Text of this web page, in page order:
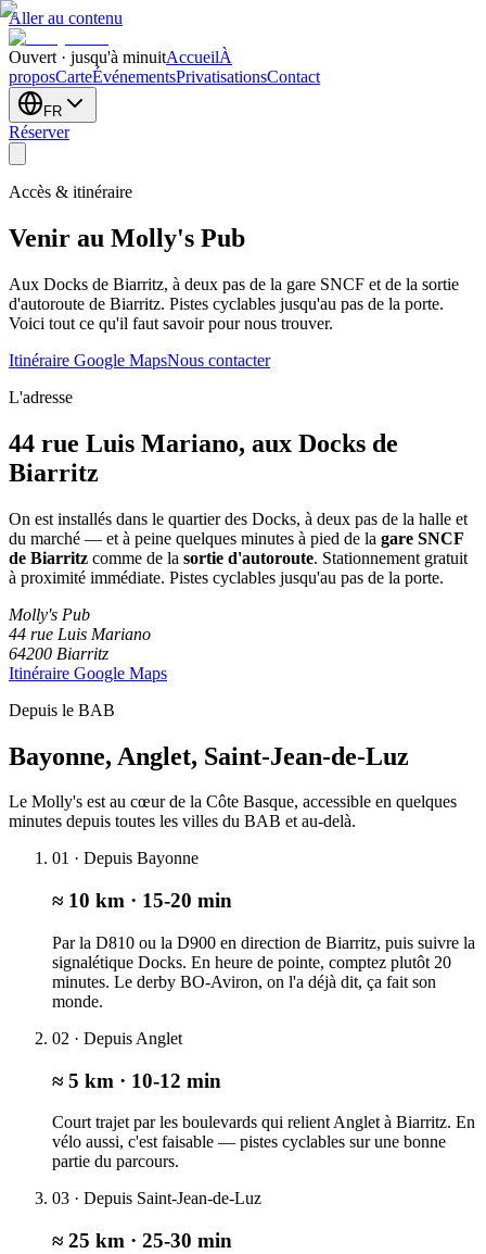
Aller au contenu
Ouvert · jusqu'à minuitAccueilÀ
proposCarteÉvénementsPrivatisationsContact
FR
Réserver
Accès & itinéraire
Venir au Molly's Pub
Aux Docks de Biarritz, à deux pas de la gare SNCF et de la sortie
d'autoroute de Biarritz. Pistes cyclables jusqu'au pas de la porte.
Voici tout ce qu'il faut savoir pour nous trouver.
Itinéraire Google MapsNous contacter
L'adresse
44 rue Luis Mariano, aux Docks de
Biarritz
On est installés dans le quartier des Docks, à deux pas de la halle et
du marché — et à peine quelques minutes à pied de la gare SNCF
de Biarritz comme de la sortie d'autoroute. Stationnement gratuit
à proximité immédiate. Pistes cyclables jusqu'au pas de la porte.
Molly's Pub
44 rue Luis Mariano
64200 Biarritz
Itinéraire Google Maps
Depuis le BAB
Bayonne, Anglet, Saint-Jean-de-Luz
Le Molly's est au cœur de la Côte Basque, accessible en quelques
minutes depuis toutes les villes du BAB et au-delà.
01 · Depuis Bayonne
≈ 10 km · 15-20 min
Par la D810 ou la D900 en direction de Biarritz, puis suivre la
signalétique Docks. En heure de pointe, comptez plutôt 20
minutes. Le derby BO-Aviron, on l'a déjà dit, ça fait son
monde.
02 · Depuis Anglet
≈ 5 km · 10-12 min
Court trajet par les boulevards qui relient Anglet à Biarritz. En
vélo aussi, c'est faisable — pistes cyclables sur une bonne
partie du parcours.
03 · Depuis Saint-Jean-de-Luz
≈ 25 km · 25-30 min